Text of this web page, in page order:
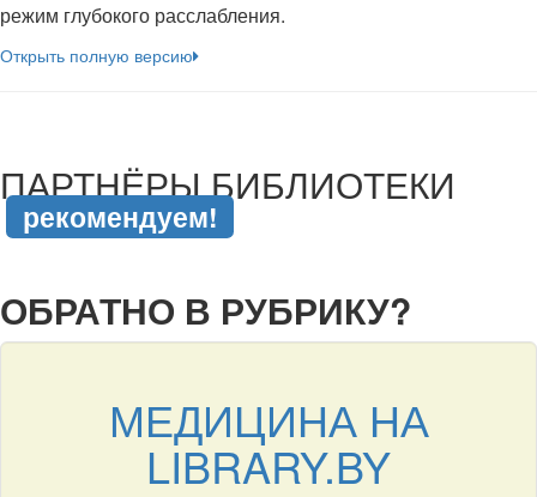
режим глубокого расслабления.
Открыть полную версию
ПАРТНЁРЫ БИБЛИОТЕКИ
рекомендуем!
ОБРАТНО В РУБРИКУ?
МЕДИЦИНА НА
LIBRARY.BY